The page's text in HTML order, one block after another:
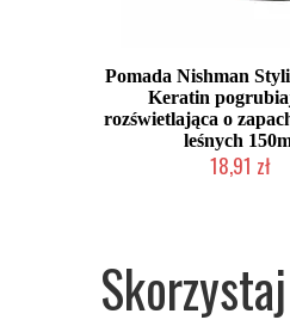
Pomada Nishman
Keratin
rozświetlająca o
leśnych
18,91 zł